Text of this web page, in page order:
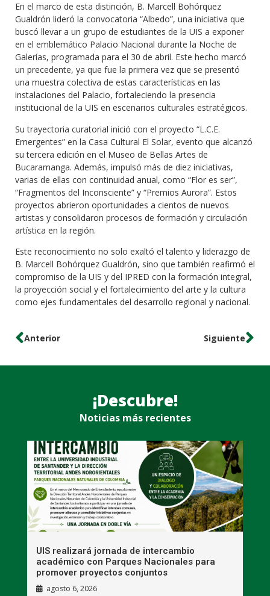
En el marco de esta distinción, B. Marcell Bohórquez
Gualdrón lideró la convocatoria “Albedo”, una iniciativa que
buscó llevar a un grupo de estudiantes de la UIS a exponer
en el emblemático Palacio Nacional durante la Noche de
Galerías, programada para el 30 de abril. Este hecho marcó
un precedente, ya que fue la primera vez que se presentó
una muestra colectiva de estas características en las
instalaciones del Palacio, fortaleciendo la presencia
institucional de la UIS en escenarios culturales estratégicos.
Su trayectoria curatorial inició con el proyecto “L.C.E.
Emergentes” en la Casa Cultural El Solar, evento que alcanzó
su tercera edición en el Museo de Bellas Artes de
Bucaramanga. Además, impulsó más de diez iniciativas,
varias de ellas con continuidad anual, como “Flor es ser”,
“Fragmentos del Inconsciente” y “Premios Aurora”. Estos
proyectos abrieron oportunidades a cientos de nuevos
artistas y consolidaron procesos de formación y circulación
artística en la región.
Este reconocimiento no solo exaltó el talento y liderazgo de
B. Marcell Bohórquez Gualdrón, sino que también reafirmó el
compromiso de la UIS y del IPRED con la formación integral,
la proyección social y el fortalecimiento del arte y la cultura
como ejes fundamentales del desarrollo regional y nacional.
Anterior Siguiente
¡Descubre!
Noticias más recientes
UIS realizará jornada de intercambio
académico con Parques Nacionales para
promover proyectos conjuntos
agosto 6, 2026